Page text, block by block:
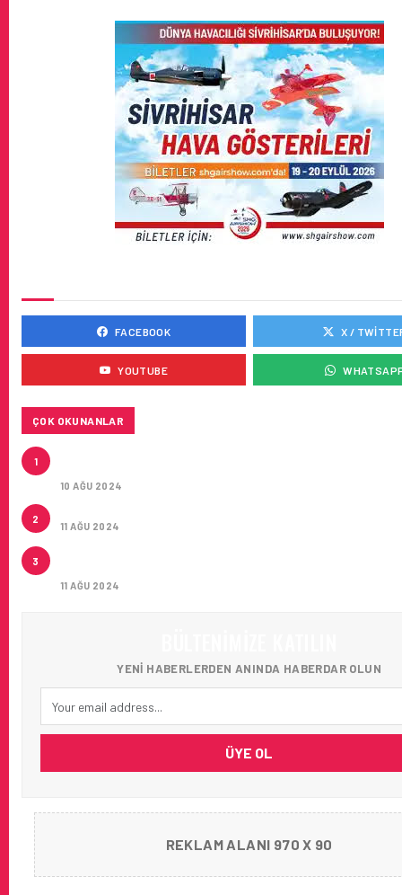
FACEBOOK X /
YOUTUBE
ÇOK OKUNANLAR
1
10 AĞU 2024
2
11 AĞU 2024
3
11 AĞU 2024
YENI HABERLERDEN ANINDA HABERDAR OLUN
ÜYE OL
REKLAM ALANI 970 X 90